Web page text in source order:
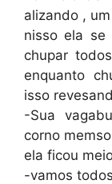
alizando ,
nisso ela
chupar
enquanto
isso
-Sua
corno
ela ficou
-vamos